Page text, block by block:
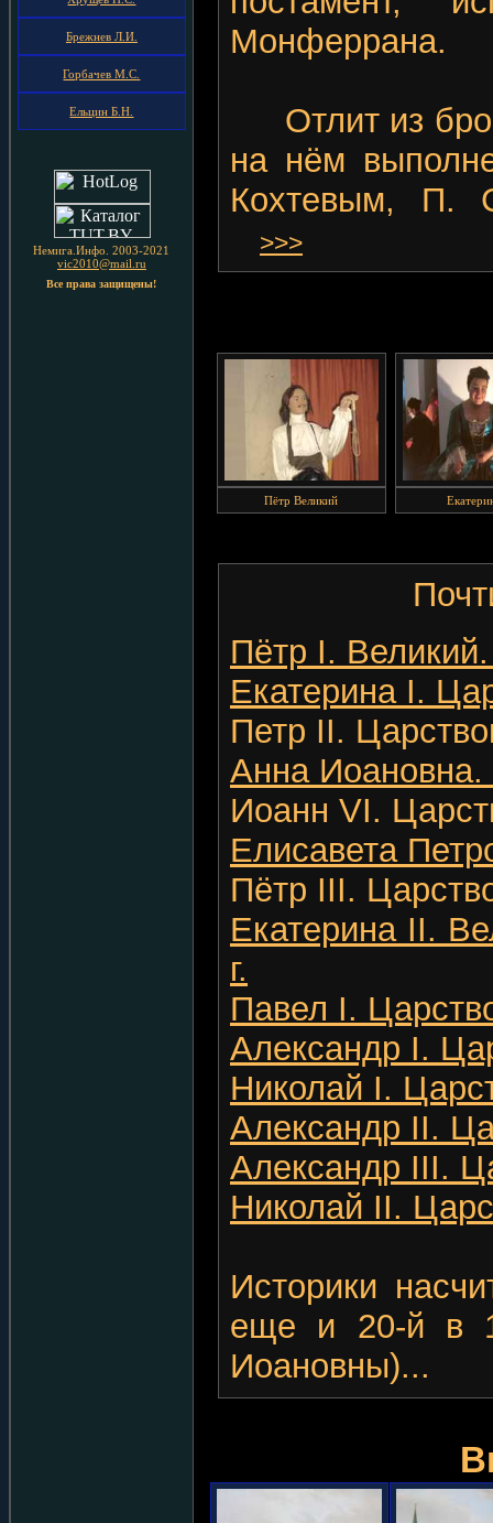
Брежнев Л.И.
Горбачев М.С.
Ельцин Б.Н.
Немига.Инфо. 2003-2021
vic2010@mail.ru
Все права защищены!
Монферрана.
Отлит из
на нём
Кохтевым, П.
>>>
Пётр Великий
Пётр I.
Екатерина I.
Петр II.
Анна Иоановна.
Иоанн VI.
Елисавета
Пётр III.
Екатерина II.
г.
Павел I.
Александр I.
Николай I.
Александр II.
Александр III.
Николай II.
Историки
еще и 20-й в
Иоановны)...